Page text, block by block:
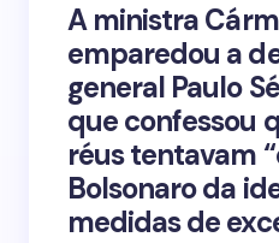
A ministra
emparedou a
general Paulo
que confessou
réus tentavam
Bolsonaro da
medidas de